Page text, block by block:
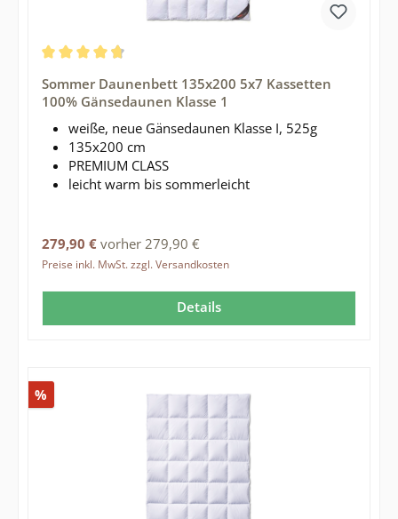
Sommer Daunenbett 135x200 5x7 Kassetten
100% Gänsedaunen Klasse 1
weiße, neue Gänsedaunen Klasse I, 525g
135x200 cm
PREMIUM CLASS
leicht warm bis sommerleicht
Regulärer Preis:
279,90 € vorher 279,90 €
Preise inkl. MwSt. zzgl. Versandkosten
Details
%